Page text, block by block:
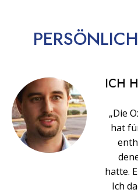
ICH
„Die
hat
hatte.
Ich